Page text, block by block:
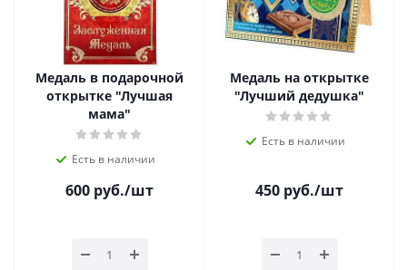
Медаль в подарочной
открытке "Лучшая
мама"
Есть в наличии
600 руб./шт
Медаль на открытке
"Лучший дедушка"
Есть в наличии
450 руб./шт